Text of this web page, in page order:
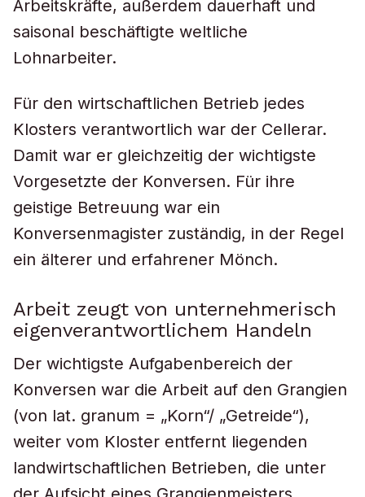
Arbeitskräfte, außerdem dauerhaft und
saisonal beschäftigte weltliche
Lohnarbeiter.
Für den wirtschaftlichen Betrieb jedes
Klosters verantwortlich war der Cellerar.
Damit war er gleichzeitig der wichtigste
Vorgesetzte der Konversen. Für ihre
geistige Betreuung war ein
Konversenmagister zuständig, in der Regel
ein älterer und erfahrener Mönch.
Arbeit zeugt von unternehmerisch
eigenverantwortlichem Handeln
Der wichtigste Aufgabenbereich der
Konversen war die Arbeit auf den Grangien
(von lat. granum = „Korn“/ „Getreide“),
weiter vom Kloster entfernt liegenden
landwirtschaftlichen Betrieben, die unter